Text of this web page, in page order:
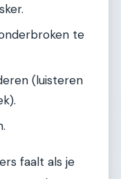
te
(luisteren
faalt als je